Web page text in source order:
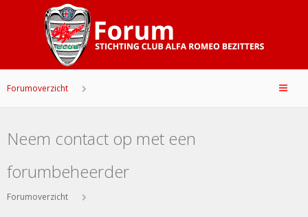
Forumoverzicht
Neem contact op met een
forumbeheerder
Forumoverzicht